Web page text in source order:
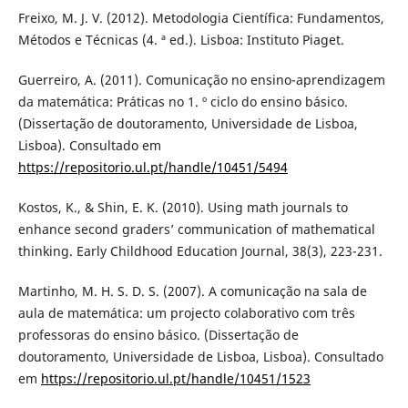
Freixo, M. J. V. (2012). Metodologia Científica: Fundamentos,
Métodos e Técnicas (4. ª ed.). Lisboa: Instituto Piaget.
Guerreiro, A. (2011). Comunicação no ensino-aprendizagem
da matemática: Práticas no 1. º ciclo do ensino básico.
(Dissertação de doutoramento, Universidade de Lisboa,
Lisboa). Consultado em
https://repositorio.ul.pt/handle/10451/5494
Kostos, K., & Shin, E. K. (2010). Using math journals to
enhance second graders’ communication of mathematical
thinking. Early Childhood Education Journal, 38(3), 223-231.
Martinho, M. H. S. D. S. (2007). A comunicação na sala de
aula de matemática: um projecto colaborativo com três
professoras do ensino básico. (Dissertação de
doutoramento, Universidade de Lisboa, Lisboa). Consultado
em https://repositorio.ul.pt/handle/10451/1523